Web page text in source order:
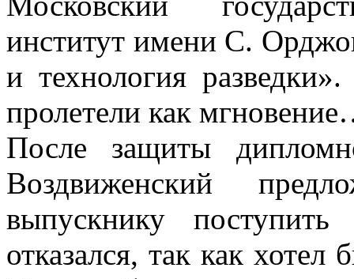
институт имени С.
и технология
пролетели как
После защиты
Воздвиженский
выпускнику
отказался, так как хотел